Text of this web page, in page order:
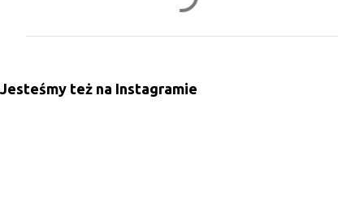
t
Jesteśmy też na Instagramie